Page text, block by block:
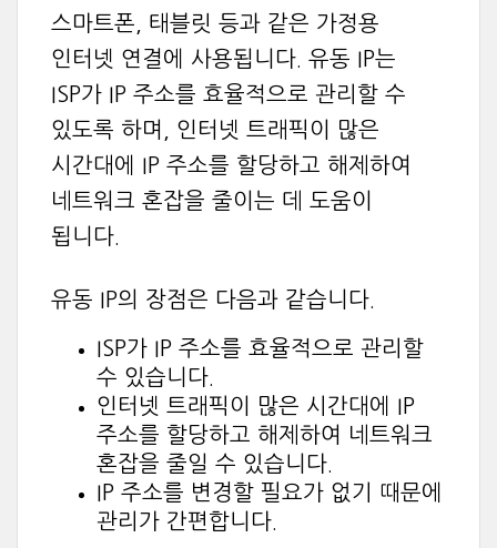
스마트폰, 태블릿 등과 같은 가정용
인터넷 연결에 사용됩니다. 유동 IP는
ISP가 IP 주소를 효율적으로 관리할 수
있도록 하며, 인터넷 트래픽이 많은
시간대에 IP 주소를 할당하고 해제하여
네트워크 혼잡을 줄이는 데 도움이
됩니다.
유동 IP의 장점은 다음과 같습니다.
ISP가 IP 주소를 효율적으로 관리할
수 있습니다.
인터넷 트래픽이 많은 시간대에 IP
주소를 할당하고 해제하여 네트워크
혼잡을 줄일 수 있습니다.
IP 주소를 변경할 필요가 없기 때문에
관리가 간편합니다.